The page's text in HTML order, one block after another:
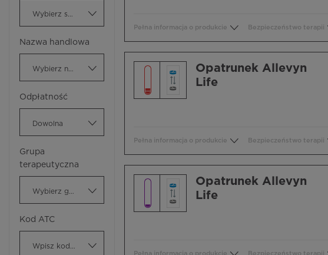
Nazwa handlowa
Odpłatność
Dowolna
Grupa
terapeutyczna
Kod ATC
Pełna informacja o produkcie Bezpieczeństwo terapii
Opatrunek Allevyn
Life
Pełna informacja o produkcie Bezpieczeństwo terapii
Opatrunek Allevyn
Life
Pełna informacja o produkcie Bezpieczeństwo terapii